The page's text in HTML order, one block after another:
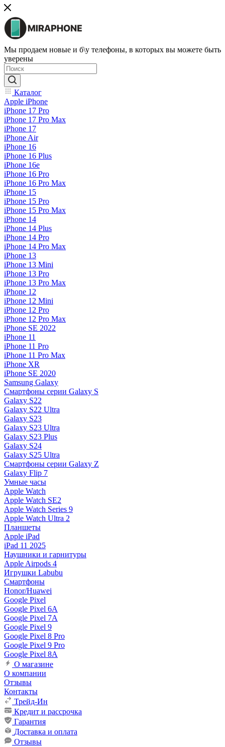
Мы продаем новые и б\у телефоны, в которых вы можете быть
уверены
Каталог
Apple iPhone
iPhone 17 Pro
iPhone 17 Pro Max
iPhone 17
iPhone Air
iPhone 16
iPhone 16 Plus
iPhone 16e
iPhone 16 Pro
iPhone 16 Pro Max
iPhone 15
iPhone 15 Pro
iPhone 15 Pro Max
iPhone 14
iPhone 14 Plus
iPhone 14 Pro
iPhone 14 Pro Max
iPhone 13
iPhone 13 Mini
iPhone 13 Pro
iPhone 13 Pro Max
iPhone 12
iPhone 12 Mini
iPhone 12 Pro
iPhone 12 Pro Max
iPhone SE 2022
iPhone 11
iPhone 11 Pro
iPhone 11 Pro Max
iPhone XR
iPhone SE 2020
Samsung Galaxy
Смартфоны серии Galaxy S
Galaxy S22
Galaxy S22 Ultra
Galaxy S23
Galaxy S23 Ultra
Galaxy S23 Plus
Galaxy S24
Galaxy S25 Ultra
Смартфоны серии Galaxy Z
Galaxy Flip 7
Умные часы
Apple Watch
Apple Watch SE2
Apple Watch Series 9
Apple Watch Ultra 2
Планшеты
Apple iPad
iPad 11 2025
Наушники и гарнитуры
Apple Airpods 4
Игрушки Labubu
Смартфоны
Honor/Huawei
Google Pixel
Google Pixel 6A
Google Pixel 7А
Google Pixel 9
Google Pixel 8 Pro
Google Pixel 9 Pro
Google Pixel 8A
О магазине
О компании
Отзывы
Контакты
Трейд-Ин
Кредит и рассрочка
Гарантия
Доставка и оплата
Отзывы